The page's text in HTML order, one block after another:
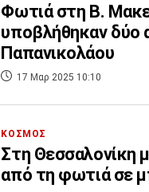
Φωτιά στη Β.
υποβλήθηκαν δύο
Παπανικολάου
17 Μαρ 2025 10:10
ΚΟΣΜΟΣ
Στη Θεσσαλονίκη
από τη φωτιά σε